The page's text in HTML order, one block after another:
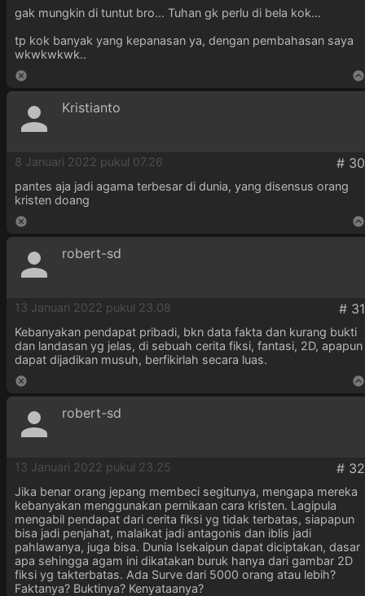
gak mungkin di tuntut bro... Tuhan gk perlu di bela kok...
tp kok banyak yang kepanasan ya, dengan pembahasan saya
wkwkwkwk..
Kristianto
8 Januari 2022 pukul 07.26
pantes aja jadi agama terbesar di dunia, yang disensus orang
kristen doang
robert-sd
13 Januari 2022 pukul 23.08
Kebanyakan pendapat pribadi, bkn data fakta dan kurang bukti
dan landasan yg jelas, di sebuah cerita fiksi, fantasi, 2D, apapun
dapat dijadikan musuh, berfikirlah secara luas.
robert-sd
13 Januari 2022 pukul 23.25
Jika benar orang jepang membeci segitunya, mengapa mereka
kebanyakan menggunakan pernikaan cara kristen. Lagipula
mengabil pendapat dari cerita fiksi yg tidak terbatas, siapapun
bisa jadi penjahat, malaikat jadi antagonis dan iblis jadi
pahlawanya, juga bisa. Dunia Isekaipun dapat diciptakan, dasar
apa sehingga agam ini dikatakan buruk hanya dari gambar 2D
fiksi yg takterbatas. Ada Surve dari 5000 orang atau lebih?
Faktanya? Buktinya? Kenyataanya?